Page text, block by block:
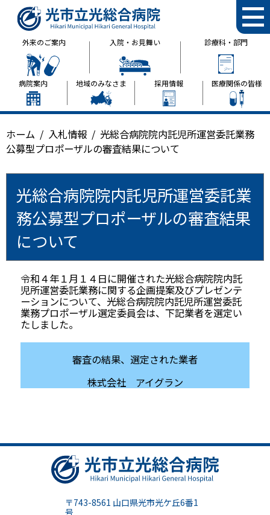
光市立光総合病院
外来のご案内 入院・お見舞い 診療科・部門
病院案内 地域のみなさま 採用情報 医療関係の皆様
ホーム 入札情報
光総合病院院内託児所運営委託業務
公募型プロポーザルの審査結果について
光総合病院院内託児所運営委託業
務公募型プロポーザルの審査結果
について
令和４年１月１４日に開催された光総合病院院内託
児所運営委託業務に関する企画提案及びプレゼンテ
ーションについて、光総合病院院内託児所運営委託
業務プロポーザル選定委員会は、下記業者を選定い
たしました。
審査の結果、選定された業者
株式会社 アイグラン
〒743-8561 山口県光市光ケ丘6番1
号